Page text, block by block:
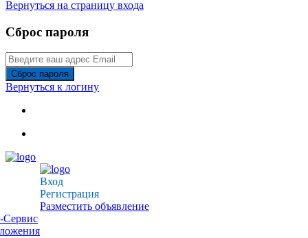
Вернуться на страницу входа
Сброс пароля
Сброс пароля
Вернуться к логину
Вход
Регистрация
Разместить объявление